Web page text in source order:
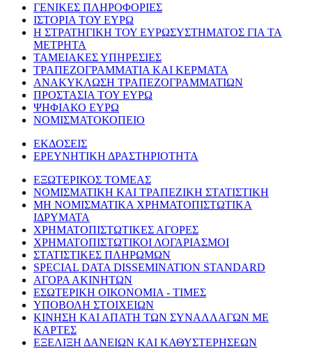
ΓΕΝΙΚΕΣ ΠΛΗΡΟΦΟΡΙΕΣ
ΙΣΤΟΡΙΑ ΤΟΥ ΕΥΡΩ
Η ΣΤΡΑΤΗΓΙΚΗ ΤΟΥ ΕΥΡΩΣΥΣΤΗΜΑΤΟΣ ΓΙΑ ΤΑ
ΜΕΤΡΗΤΑ
ΤΑΜΕΙΑΚΕΣ ΥΠΗΡΕΣΙΕΣ
ΤΡΑΠΕΖΟΓΡΑΜΜΑΤΙΑ ΚΑΙ ΚΕΡΜΑΤΑ
ΑΝΑΚΥΚΛΩΣΗ ΤΡΑΠΕΖΟΓΡΑΜΜΑΤΙΩΝ
ΠΡΟΣΤΑΣΙΑ ΤΟΥ ΕΥΡΩ
ΨΗΦΙΑΚΟ ΕΥΡΩ
ΝΟΜΙΣΜΑΤΟΚΟΠΕΙΟ
ΕΚΔΟΣΕΙΣ
ΕΡΕΥΝΗΤΙΚΗ ΔΡΑΣΤΗΡΙΟΤΗΤΑ
ΕΞΩΤΕΡΙΚΟΣ ΤΟΜΕΑΣ
ΝΟΜΙΣΜΑΤΙΚΗ ΚΑΙ ΤΡΑΠΕΖΙΚΗ ΣΤΑΤΙΣΤΙΚΗ
ΜΗ ΝΟΜΙΣΜΑΤΙΚΑ ΧΡΗΜΑΤΟΠΙΣΤΩΤΙΚΑ
ΙΔΡΥΜΑΤΑ
ΧΡΗΜΑΤΟΠΙΣΤΩΤΙΚΕΣ ΑΓΟΡΕΣ
ΧΡΗΜΑΤΟΠΙΣΤΩΤΙΚΟΙ ΛΟΓΑΡΙΑΣΜΟΙ
ΣΤΑΤΙΣΤΙΚΕΣ ΠΛΗΡΩΜΩΝ
SPECIAL DATA DISSEMINATION STANDARD
ΑΓΟΡΑ ΑΚΙΝΗΤΩΝ
ΕΣΩΤΕΡΙΚΗ ΟΙΚΟΝΟΜΙΑ - ΤΙΜΕΣ
ΥΠΟΒΟΛΗ ΣΤΟΙΧΕΙΩΝ
ΚΙΝΗΣΗ ΚΑΙ ΑΠΑΤΗ ΤΩΝ ΣΥΝΑΛΛΑΓΩΝ ΜΕ
ΚΑΡΤΕΣ
ΕΞΕΛΙΞΗ ΔΑΝΕΙΩΝ ΚΑΙ ΚΑΘΥΣΤΕΡΗΣΕΩΝ